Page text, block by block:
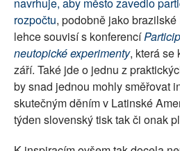
rozpočtu, podobně jako
lehce souvisí s konferencí
neutopické experimenty, která se
září. Také jde o jednu z
by snad jednou mohly směřovat
skutečným děním v Latinské
týden slovenský tisk tak či onak